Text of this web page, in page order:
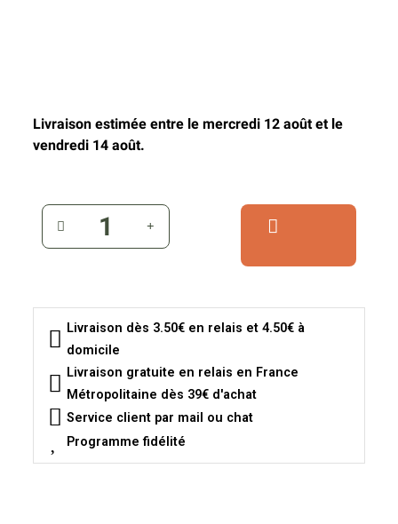
Livraison estimée entre le mercredi 12 août et le
vendredi 14 août.
Livraison dès 3.50€ en relais et 4.50€ à
domicile
Livraison gratuite en relais en France
Métropolitaine dès 39€ d'achat
Service client par mail ou chat
Programme fidélité